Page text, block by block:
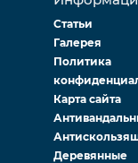
Статьи
Галерея
Политика
Карта сайта
Деревянные